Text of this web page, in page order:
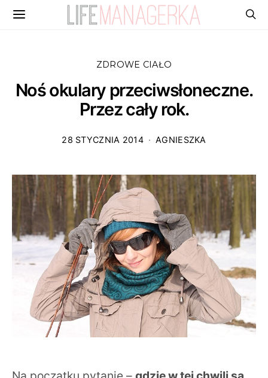
ZDROWE CIAŁO
Noś okulary przeciwsłoneczne.
Przez cały rok.
28 STYCZNIA 2014 AGNIESZKA